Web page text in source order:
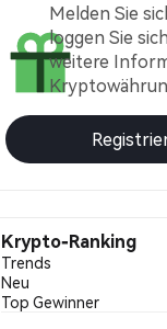
Melden Sie
loggen Sie
weitere
Krypto-Ranking
Trends
Neu
Top Gewinner